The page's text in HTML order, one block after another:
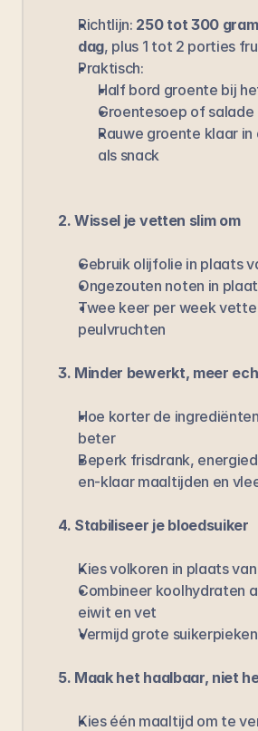
Richtlijn: 250 tot 300
dag, plus 1 tot 2 porties
Praktisch:
Half bord groente bij
Groentesoep of salade
Rauwe groente klaar
als snack
2. Wissel je vetten slim om
Gebruik olijfolie in plaats
Ongezouten noten in
Twee keer per week
peulvruchten
3. Minder bewerkt, meer
Hoe korter de
beter
Beperk frisdrank,
en-klaar maaltijden en
4. Stabiliseer je bloedsuiker
Kies volkoren in plaats
Combineer koolhydraten
eiwit en vet
Vermijd grote suikerpieken
5. Maak het haalbaar, niet
Kies één maaltijd om te